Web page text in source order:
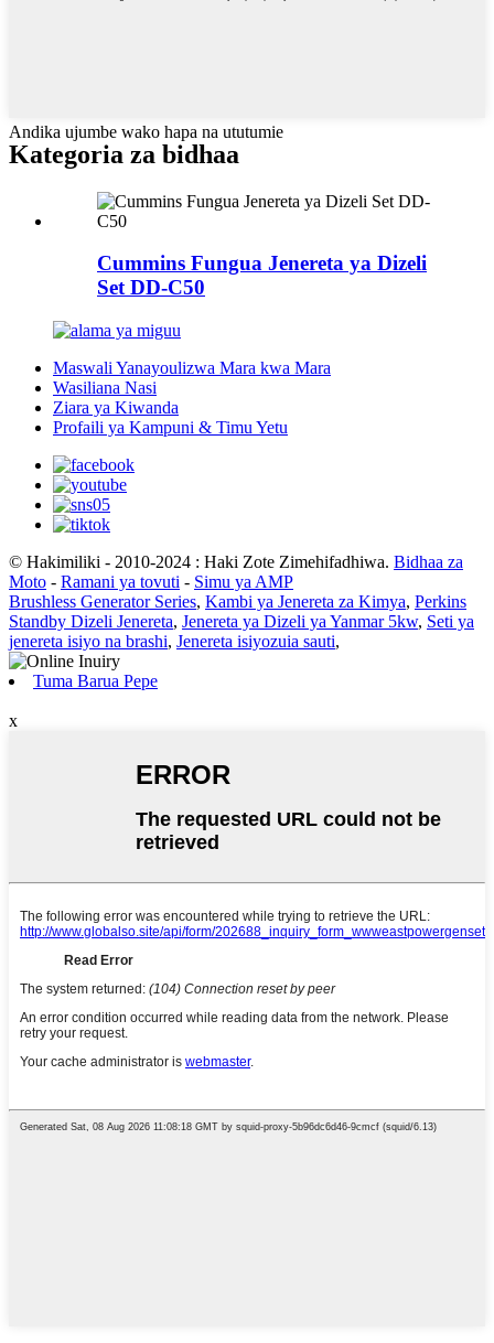
Andika ujumbe wako hapa na ututumie
Kategoria za bidhaa
Cummins Fungua Jenereta ya Dizeli
Set DD-C50
Maswali Yanayoulizwa Mara kwa Mara
Wasiliana Nasi
Ziara ya Kiwanda
Profaili ya Kampuni & Timu Yetu
© Hakimiliki - 2010-2024 : Haki Zote Zimehifadhiwa. Bidhaa za
Moto - Ramani ya tovuti - Simu ya AMP
Brushless Generator Series, Kambi ya Jenereta za Kimya, Perkins
Standby Dizeli Jenereta, Jenereta ya Dizeli ya Yanmar 5kw, Seti ya
jenereta isiyo na brashi, Jenereta isiyozuia sauti,
Tuma Barua Pepe
x